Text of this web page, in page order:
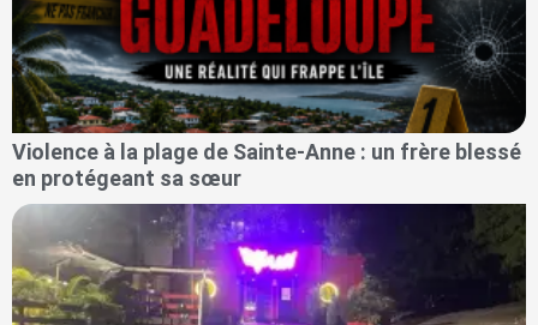
Violence à la plage de Sainte-Anne : un frère blessé
en protégeant sa sœur